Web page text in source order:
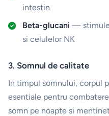
intestin
Beta-glucani —
si celulelor NK
3. Somnul de calitate
In timpul somnului, corpul
esentiale pentru
somn pe noapte si